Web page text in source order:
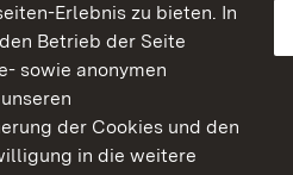
Erlebnis zu bieten. In
Betrieb der Seite
sowie anonymen
der Cookies und den
in die weitere